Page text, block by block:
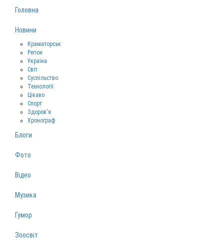
Головна
Новини
Краматорськ
Регіон
Україна
Світ
Суспільство
Технології
Цікаво
Спорт
Здоров‘я
Хронограф
Блоги
Фото
Відео
Музика
Гумор
Зоосвіт